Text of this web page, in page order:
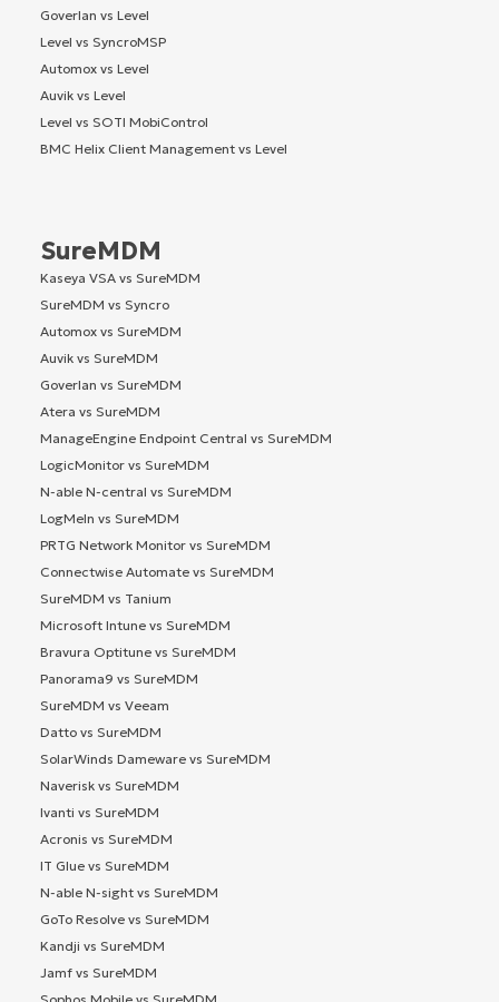
Goverlan vs Level
Level vs SyncroMSP
Automox vs Level
Auvik vs Level
Level vs SOTI MobiControl
BMC Helix Client Management vs Level
SureMDM
Kaseya VSA vs SureMDM
SureMDM vs Syncro
Automox vs SureMDM
Auvik vs SureMDM
Goverlan vs SureMDM
Atera vs SureMDM
ManageEngine Endpoint Central vs SureMDM
LogicMonitor vs SureMDM
N-able N-central vs SureMDM
LogMeIn vs SureMDM
PRTG Network Monitor vs SureMDM
Connectwise Automate vs SureMDM
SureMDM vs Tanium
Microsoft Intune vs SureMDM
Bravura Optitune vs SureMDM
Panorama9 vs SureMDM
SureMDM vs Veeam
Datto vs SureMDM
SolarWinds Dameware vs SureMDM
Naverisk vs SureMDM
Ivanti vs SureMDM
Acronis vs SureMDM
IT Glue vs SureMDM
N-able N-sight vs SureMDM
GoTo Resolve vs SureMDM
Kandji vs SureMDM
Jamf vs SureMDM